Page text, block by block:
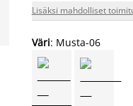
Lisäksi mahdolliset
Väri: Musta-06